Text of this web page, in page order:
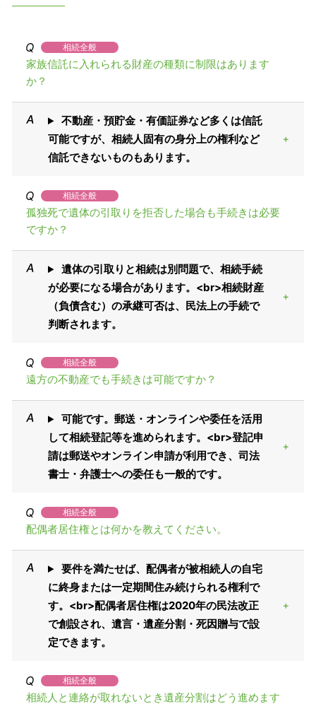
相続全般
家族信託に入れられる財産の種類に制限はあります
か？
不動産・預貯金・有価証券など多くは信託
可能ですが、相続人固有の身分上の権利など
信託できないものもあります。
相続全般
孤独死で遺体の引取りを拒否した場合も手続きは必要
ですか？
遺体の引取りと相続は別問題で、相続手続
が必要になる場合があります。<br>相続財産
（負債含む）の承継可否は、民法上の手続で
判断されます。
相続全般
遠方の不動産でも手続きは可能ですか？
可能です。郵送・オンラインや委任を活用
して相続登記等を進められます。<br>登記申
請は郵送やオンライン申請が利用でき、司法
書士・弁護士への委任も一般的です。
相続全般
配偶者居住権とは何かを教えてください。
要件を満たせば、配偶者が被相続人の自宅
に終身または一定期間住み続けられる権利で
す。<br>配偶者居住権は2020年の民法改正
で創設され、遺言・遺産分割・死因贈与で設
定できます。
相続全般
相続人と連絡が取れないとき遺産分割はどう進めます